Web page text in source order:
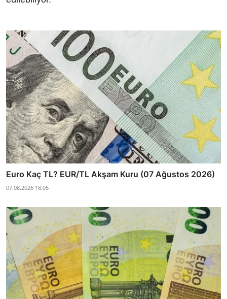
Euro Kaç TL? EUR/TL Akşam Kuru (07 Ağustos 2026)
07.08.2026 18:05